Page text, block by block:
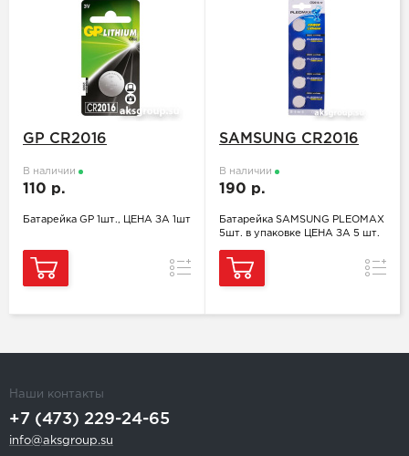
GP CR2016
В наличии
110 р.
Батарейка GP 1шт., ЦЕНА ЗА 1шт
Сравнение
SAMSUNG CR2016
В наличии
190 р.
Батарейка SAMSUNG PLEOMAX
5шт. в упаковке ЦЕНА ЗА 5 шт.
Наши контакты
+7 (473) 229-24-65
info@aksgroup.su